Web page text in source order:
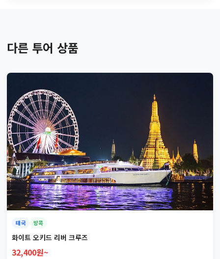
다른 투어 상품
태국 방콕
화이트 오키드 리버 크루즈
32,400원~